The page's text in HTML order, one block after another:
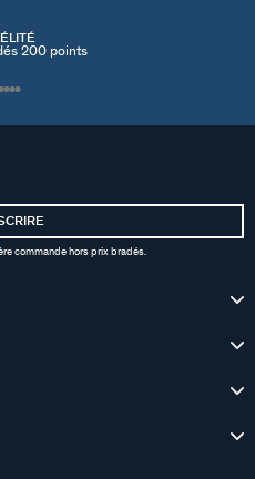
200 points
commande hors prix bradés.